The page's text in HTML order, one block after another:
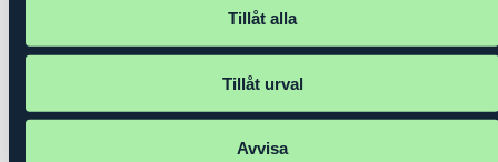
Tillåt alla
Tillåt urval
Avvisa